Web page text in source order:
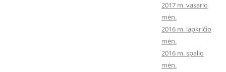
2017 m. vasario
mėn.
2016 m. lapkričio
mėn.
2016 m. spalio
mėn.